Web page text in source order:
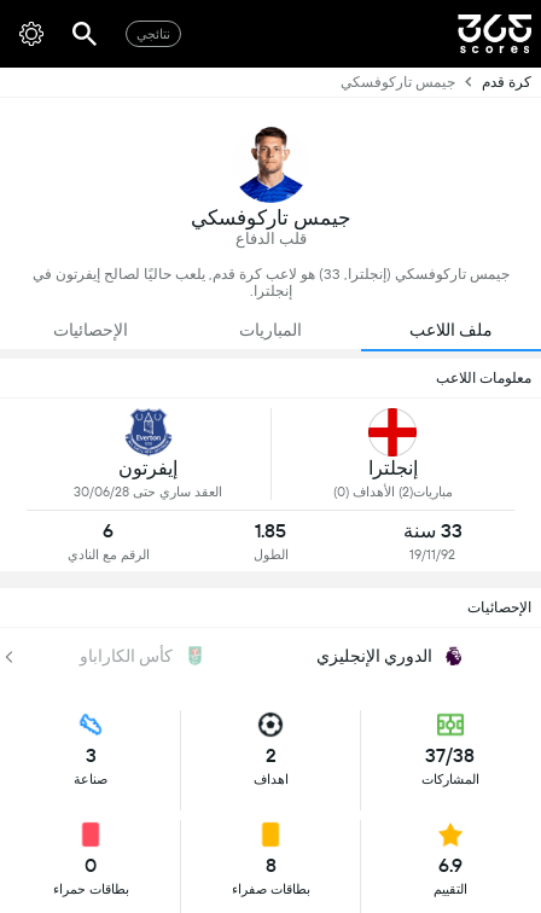
نتائجي
كرة قدم جيمس تاركوفسكي
جيمس تاركوفسكي
قلب الدفاع
جيمس تاركوفسكي (إنجلترا, 33) هو لاعب كرة قدم, يلعب حاليًا لصالح إيفرتون في
إنجلترا.
ملف اللاعب المباريات الإحصائيات
معلومات اللاعب
إنجلترا
مباريات(2) الأهداف (0)
إيفرتون
العقد ساري حتى 30/06/28
33 سنة
19/11/92
1.85
الطول
6
الرقم مع النادي
الإحصائيات
الدوري الإنجليزي كأس الكاراباو
37/38
المشاركات
2
اهداف
3
صناعة
6.9
التقييم
8
بطاقات صفراء
0
بطاقات حمراء